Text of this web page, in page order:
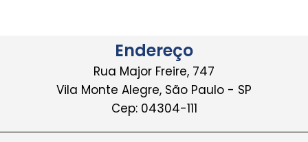
Endereço
Rua Major Freire, 747
Vila Monte Alegre, São Paulo - SP
Cep: 04304-111